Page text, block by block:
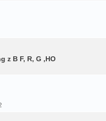
z B F, R, G ,HO